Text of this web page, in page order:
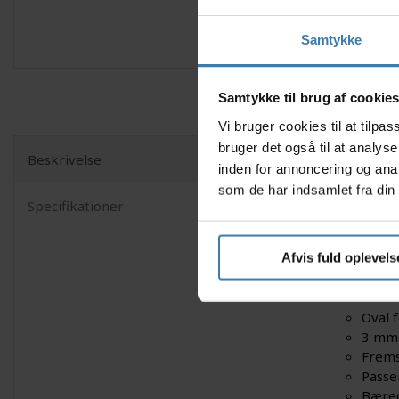
Samtykke
Samtykke til brug af cookies
Vi bruger cookies til at
bruger det også til at
inden for annoncering og
som de har indsamlet fra
Afvis fuld
Beskrivelse
Specifikationer
Med det
Nyttige
Oval
3